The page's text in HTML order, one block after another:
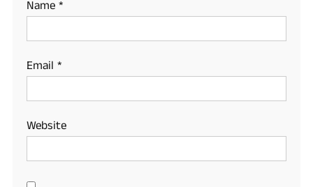
Name *
Email *
Website